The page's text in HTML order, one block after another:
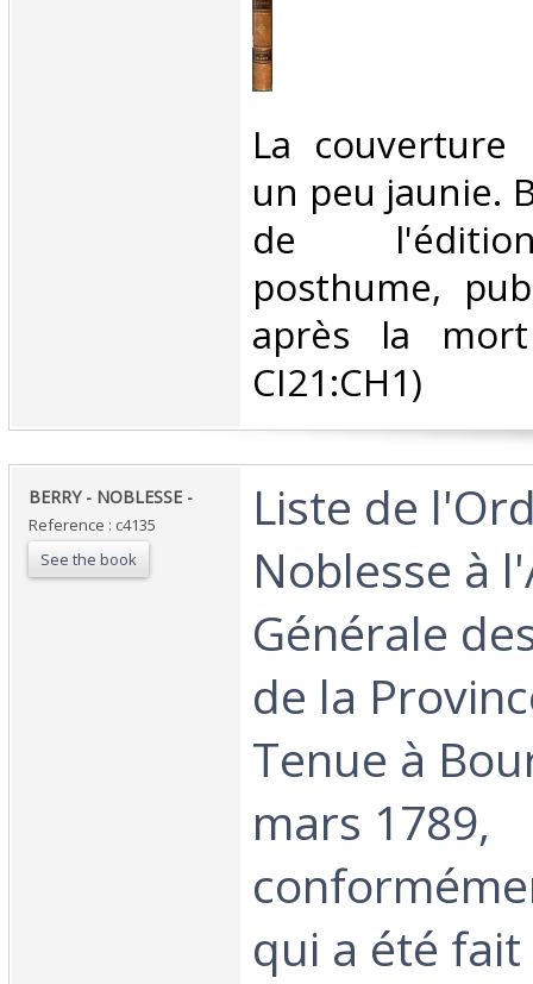
‎La couverture
un peu jaunie.
de
posthume,
après la
CI21:CH1) ‎
‎BERRY - NOBLESSE -‎
Reference : c4135
See the book
‎Liste de
Noblesse à
Générale
de la
Tenue à
mars 1789,
qui a été